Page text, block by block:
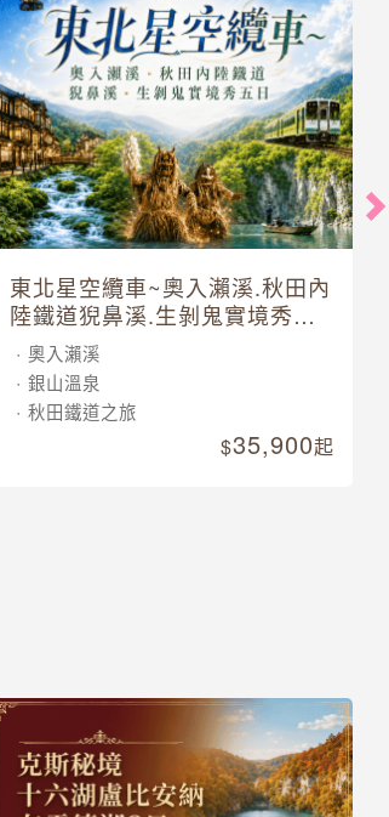
東北星空纜車~奧入瀨溪.秋田內
陸鐵道猊鼻溪.生剝鬼實境秀五
日奧入瀨溪
銀山溫泉
秋田鐵道之旅
35,900起